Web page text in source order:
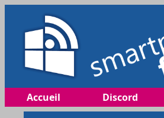
Accueil Discord